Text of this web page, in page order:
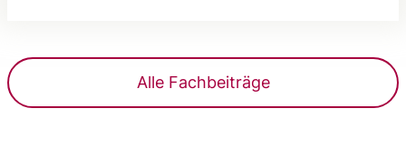
Alle Fachbeiträge